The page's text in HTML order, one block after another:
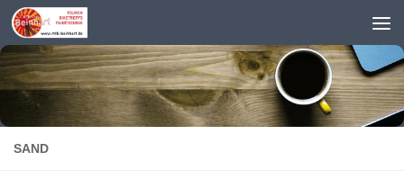
Zum Inhalt springen
SAND